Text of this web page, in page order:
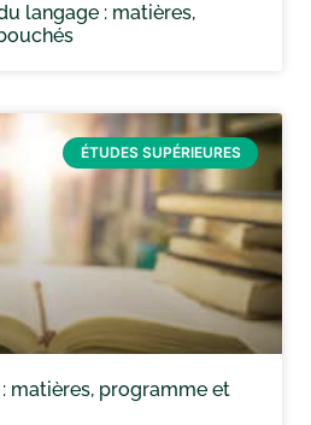
langage : matières,
ÉTUDES SUPÉRIEURES
matières, programme et